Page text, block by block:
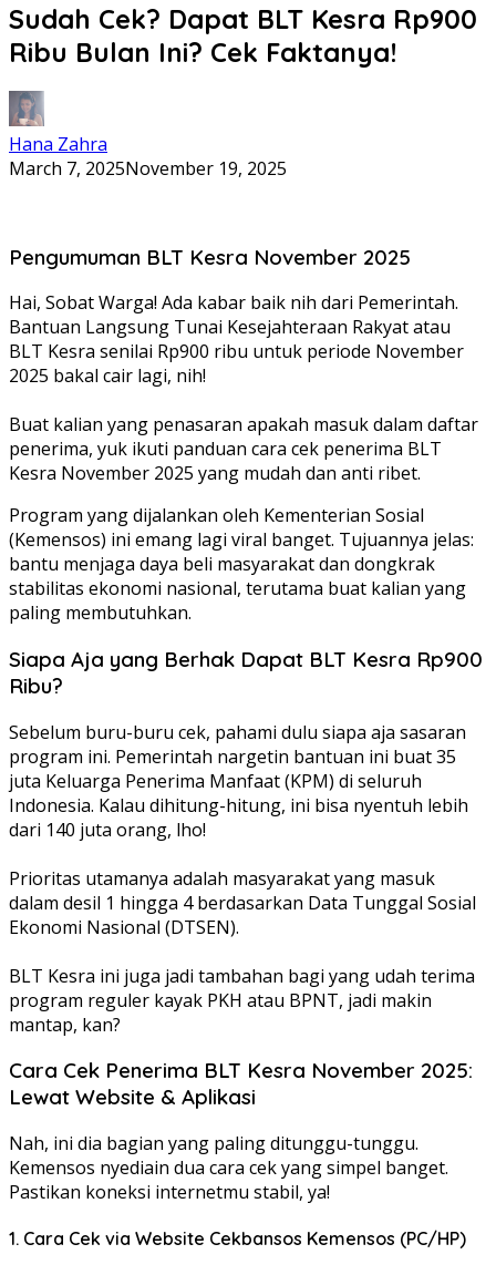
Sudah Cek? Dapat BLT Kesra Rp900
Ribu Bulan Ini? Cek Faktanya!
Hana Zahra
March 7, 2025November 19, 2025
Pengumuman BLT Kesra November 2025
Hai, Sobat Warga! Ada kabar baik nih dari Pemerintah.
Bantuan Langsung Tunai Kesejahteraan Rakyat atau
BLT Kesra senilai Rp900 ribu untuk periode November
2025 bakal cair lagi, nih!
Buat kalian yang penasaran apakah masuk dalam daftar
penerima, yuk ikuti panduan cara cek penerima BLT
Kesra November 2025 yang mudah dan anti ribet.
Program yang dijalankan oleh Kementerian Sosial
(Kemensos) ini emang lagi viral banget. Tujuannya jelas:
bantu menjaga daya beli masyarakat dan dongkrak
stabilitas ekonomi nasional, terutama buat kalian yang
paling membutuhkan.
Siapa Aja yang Berhak Dapat BLT Kesra Rp900
Ribu?
Sebelum buru-buru cek, pahami dulu siapa aja sasaran
program ini. Pemerintah nargetin bantuan ini buat 35
juta Keluarga Penerima Manfaat (KPM) di seluruh
Indonesia. Kalau dihitung-hitung, ini bisa nyentuh lebih
dari 140 juta orang, lho!
Prioritas utamanya adalah masyarakat yang masuk
dalam desil 1 hingga 4 berdasarkan Data Tunggal Sosial
Ekonomi Nasional (DTSEN).
BLT Kesra ini juga jadi tambahan bagi yang udah terima
program reguler kayak PKH atau BPNT, jadi makin
mantap, kan?
Cara Cek Penerima BLT Kesra November 2025:
Lewat Website & Aplikasi
Nah, ini dia bagian yang paling ditunggu-tunggu.
Kemensos nyediain dua cara cek yang simpel banget.
Pastikan koneksi internetmu stabil, ya!
1. Cara Cek via Website Cekbansos Kemensos (PC/HP)